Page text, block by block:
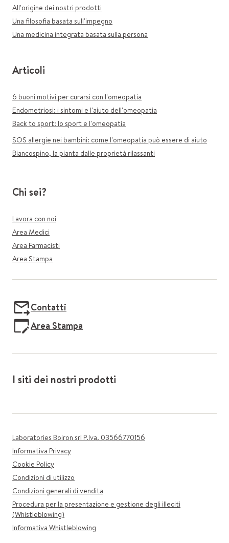
All'origine dei nostri prodotti
Una filosofia basata sull'impegno
Una medicina integrata basata sulla persona
Articoli
6 buoni motivi per curarsi con l'omeopatia
Endometriosi: i sintomi e l'aiuto dell'omeopatia
Back to sport: lo sport e l'omeopatia
SOS allergie nei bambini: come l'omeopatia può essere di aiuto
Biancospino, la pianta dalle proprietà rilassanti
Chi sei?
Lavora con noi
Area Medici
Area Farmacisti
Area Stampa
Contatti
Area Stampa
I siti dei nostri prodotti
Laboratories Boiron srl P.Iva. 03566770156
Informativa Privacy
Cookie Policy
Condizioni di utilizzo
Condizioni generali di vendita
Procedura per la presentazione e gestione degli illeciti
(Whistleblowing)
Informativa Whistleblowing